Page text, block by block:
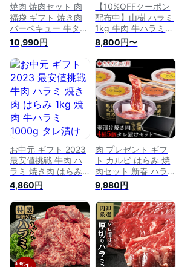
焼肉 焼肉セット 肉
福袋 ギフト 焼き肉
バーベキュー 牛タン
ハラミ カルビ 牛は
らみ 食材 バーベキ
ューセット お取り寄
せグルメ 内祝い
BBQ お取り寄せ グ
ルメ 8～10人前 冷凍
食品
10,990円
【10%OFFクーポン
配布中】山樹 ハラミ
1kg 牛肉 牛ハラミ
アメリカ産 牛 ビー
フ 焼肉 はらみ たれ
塩 ハラミ肉 牛ハラ
ミ焼肉 焼き肉 BBQ 1
キロ お取り寄せグル
メ 美味しいお取り寄
せ バーベキュー キ
ャンプ おかず 弁当
食品ギフト 取り寄せ
冷凍おかず お中元
夏ギフト
8,800円〜
お中元 ギフト 2023
最安値挑戦 牛肉 ハ
ラミ 焼き肉 はらみ
1kg 焼肉 牛ハラミ
1000g タレ漬け バ
ーベキュー 肉 お取
り寄せ お肉 牛 BBQ
味付き
4,860円
肉 プレゼント ギフ
ト カルビ はらみ 焼
肉セット 新春 ハラ
ミ 訳あり 味付け 小
分け 福袋 ギフト 焼
肉 焼き肉 バーベキ
ュー 食材 BBQ 冷凍
食品 壺漬け4種5個
焼肉セット 1.6kg
6〜7人前 お取り寄せ
グルメ
9,980円